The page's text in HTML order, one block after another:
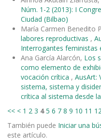
Núm. 1-2 (2013): I
Ciudad (Bilbao)
María Carmen Benedito
labores reproductivas ,
Interrogantes feministas
Ana García Alarcón, Los
como elemento de
vocación crítica , AusArt:
sistema, sistema y
crítica al sistema desde
<< < 1 2 3 4 5 6 7 8 9 10 11 12
También puede Iniciar una
este artículo.